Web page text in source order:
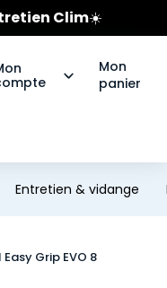
Clim☀️
pneus Bridgestone
Mon
panier
Entretien & vidange
Grip EVO 8